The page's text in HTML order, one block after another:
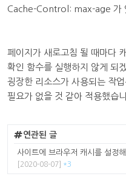
Cache-Control: max-age 가
페이지가 새로고침 될 때마다
확인 함수를 실행하지 않게 되
굉장한 리소스가 사용되는 작
필요가 없을 것 같아 적용했습
연관된 글
사이트에 브라우저 캐시를 설정
[2020-08-07] *3